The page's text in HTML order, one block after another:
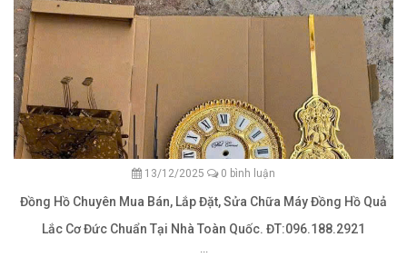
13/12/2025 0 bình luận
Đồng Hồ Chuyên Mua Bán, Lắp Đặt, Sửa Chữa Máy Đồng Hồ Quả
Lắc Cơ Đức Chuẩn Tại Nhà Toàn Quốc. ĐT:096.188.2921
...